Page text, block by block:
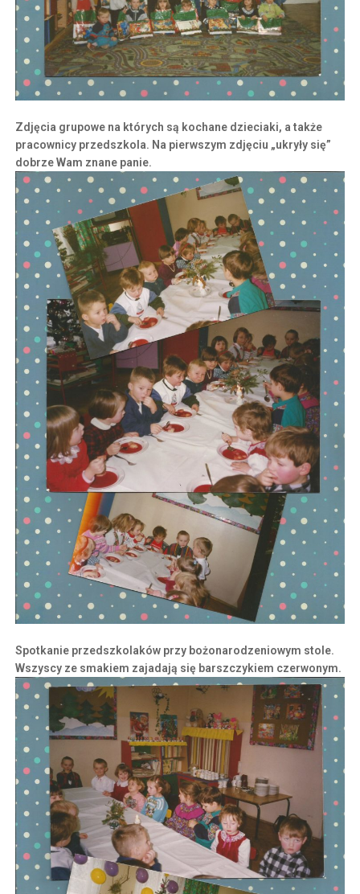
Zdjęcia grupowe na których są kochane dzieciaki, a także
pracownicy przedszkola. Na pierwszym zdjęciu „ukryły się”
dobrze Wam znane panie.
Spotkanie przedszkolaków przy bożonarodzeniowym stole.
Wszyscy ze smakiem zajadają się barszczykiem czerwonym.